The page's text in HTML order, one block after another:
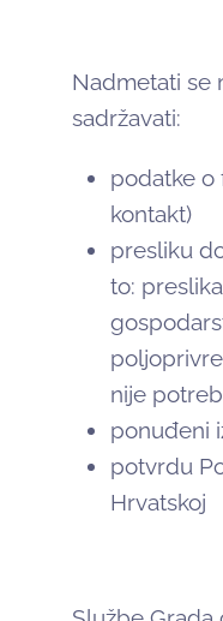
Nadmetati se
sadržavati:
podatke o
kontakt)
presliku
to:
nije
ponuđeni
potvrdu
Hrvatskoj